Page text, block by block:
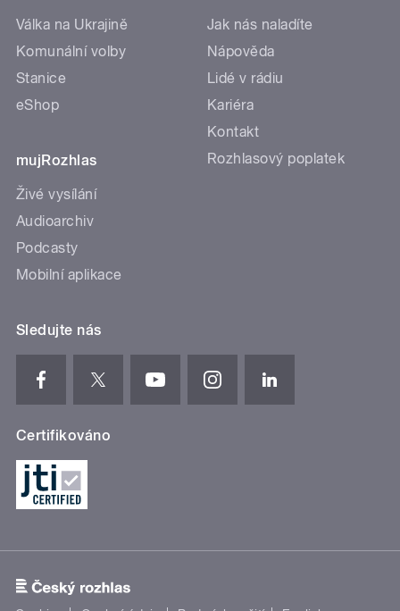
Válka na Ukrajině
Komunální volby
Stanice
eShop
mujRozhlas
Živé vysílání
Audioarchiv
Podcasty
Mobilní aplikace
Jak nás naladíte
Nápověda
Lidé v rádiu
Kariéra
Kontakt
Rozhlasový poplatek
Sledujte nás
Certifikováno